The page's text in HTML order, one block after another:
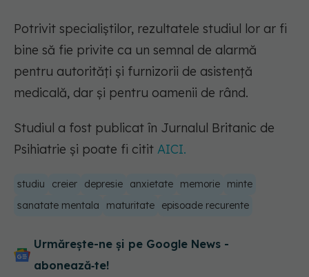
Potrivit specialiștilor, rezultatele studiul lor ar fi
bine să fie privite ca un semnal de alarmă
pentru autorități și furnizorii de asistență
medicală, dar și pentru oamenii de rând.
Studiul a fost publicat în Jurnalul Britanic de
Psihiatrie și poate fi citit AICI.
studiu creier depresie anxietate memorie
minte
sanatate mentala
maturitate episoade recurente
Urmărește-ne și pe Google News -
abonează‑te!